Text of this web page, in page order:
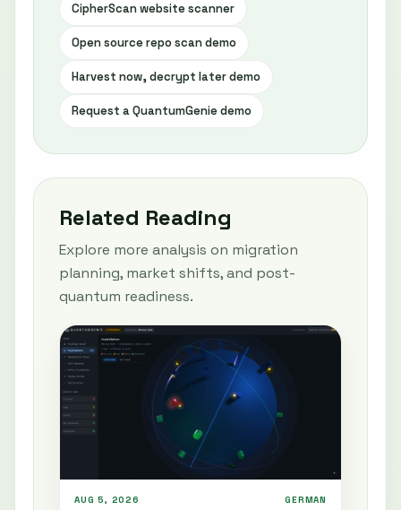
CipherScan website scanner
Open source repo scan demo
Harvest now, decrypt later demo
Request a QuantumGenie demo
Related Reading
Explore more analysis on migration
planning, market shifts, and post-
quantum readiness.
AUG 5, 2026 GERMAN